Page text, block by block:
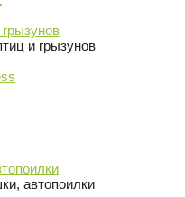
и грызунов
автопоилки